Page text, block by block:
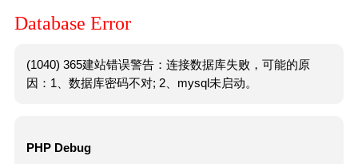
Database Error
(1040) 365建站错误警告：连接数据库失败，可能的原
因：1、数据库密码不对; 2、mysql未启动。
PHP Debug